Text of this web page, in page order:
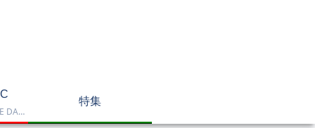
Dell OptiPlex、NEC LAVIE DA770、HP DT 24-cr2000、ASUS V470VAK、Dell 24 AIO EC24250などを掲載したデスクトップPC一覧です。一体型や整備済み品を比較しながら、用途に合うモデルを選べます。
特集